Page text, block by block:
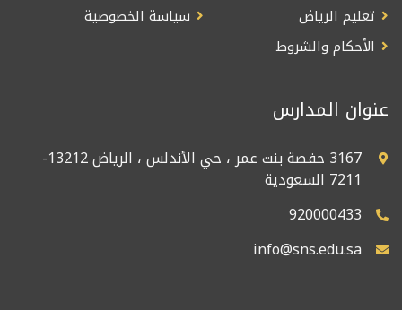
تعليم الرياض
سياسة الخصوصية
الأحكام والشروط
عنوان المدارس
3167 حفصة بنت عمر ، حي الأندلس ، الرياض 13212-
7211 السعودية
920000433
info@sns.edu.sa